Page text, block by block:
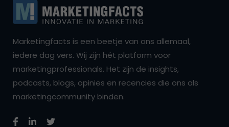
Marketingfacts is een beetje van ons allemaal,
iedere dag vers. Wij zijn hét platform voor
marketingprofessionals. Het zijn de insights,
podcasts, blogs, opinies en recencies die ons als
marketingcommunity binden.